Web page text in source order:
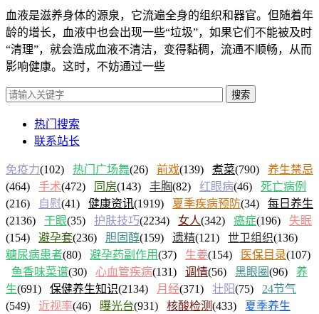
血液是滋养身体的源泉，它流遍全身的组织和器官。但随着年
龄的增长，血液中也会出现一些“垃圾”，如果它们不能被及时
“清理”，就会造成血液不清洁，变得黏稠，流通不顺畅，从而
影响健康。这时，不妨通过一些
搜索
热门搜索
联系站长
免疫力(102) 热门广场舞(26) 前戏(139) 煮菜(790) 养生禁忌
(464) 手术(472) 同房(143) 丰胸(82) 红眼病(46) 死亡病例
(216)
自慰(41) 健康资讯(1919) 夏季疾病预防(34) 每日养生
(2136) 干眼(35) 护肤技巧(2234) 女人(342) 癌症(196) 失眠
(154) 避孕套(236) 胆固醇(159) 遗精(121) 世卫组织(136)
糖尿病患者(80) 避孕药副作用(37) 生姜(154) 医保目录(107)
鱼香味菜谱(30) 心血管疾病(131) 调情(56) 黑眼圈(96) 养
生(691) 保健养生知识(2134) 月经(371) 壮阳(75) 24节气
(549) 近视率(46) 曝光台(931) 核酸检测(433) 夏季养生